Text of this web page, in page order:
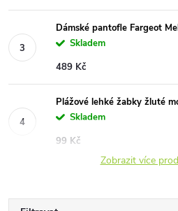
Dámské pantofle Fargeot
Skladem
489 Kč
Plážové lehké žabky žluté
Skladem
99 Kč
Zobrazit více